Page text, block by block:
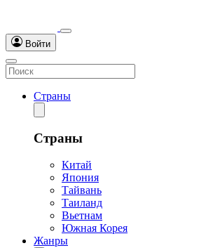
Войти
Страны
Страны
Китай
Япония
Тайвань
Таиланд
Вьетнам
Южная Корея
Жанры